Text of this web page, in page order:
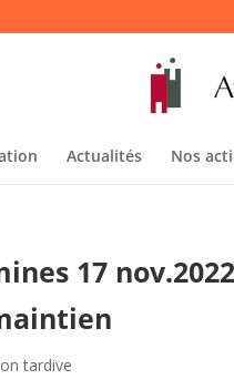
Actualités Nos
17
tardive